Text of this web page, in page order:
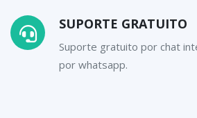
SUPORTE GRATUITO
Suporte gratuito por chat
por whatsapp.